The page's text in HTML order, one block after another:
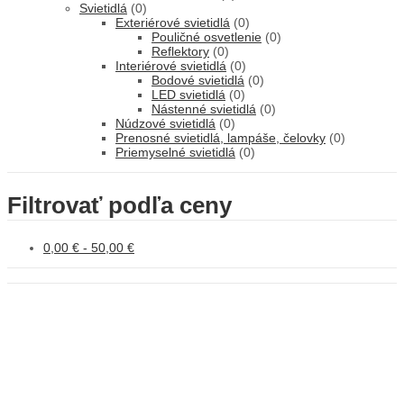
Svietidlá (0)
Exteriérové svietidlá (0)
Pouličné osvetlenie (0)
Reflektory (0)
Interiérové svietidlá (0)
Bodové svietidlá (0)
LED svietidlá (0)
Nástenné svietidlá (0)
Núdzové svietidlá (0)
Prenosné svietidlá, lampáše, čelovky (0)
Priemyselné svietidlá (0)
Filtrovať podľa ceny
0,00 € - 50,00 €